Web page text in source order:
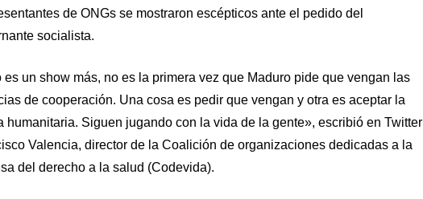
de ONGs se mostraron escépticos ante el pedido del
socialista.
es un show más, no es la primera vez que Maduro pide que vengan las
de cooperación. Una cosa es pedir que vengan y otra es aceptar la
humanitaria. Siguen jugando con la vida de la gente», escribió en Twitter
Valencia, director de la Coalición de organizaciones dedicadas a la
del derecho a la salud (Codevida).